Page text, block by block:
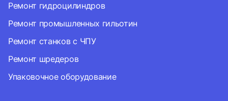
Ремонт гидроцилиндров
Ремонт промышленных гильотин
Ремонт станков с ЧПУ
Ремонт шредеров
Упаковочное оборудование